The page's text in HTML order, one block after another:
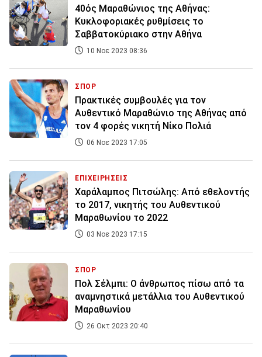
40ός Μαραθώνιος της Αθήνας:
Κυκλοφοριακές ρυθμίσεις το
Σαββατοκύριακο στην Αθήνα
10 Νοε 2023 08:36
ΣΠΟΡ
Πρακτικές συμβουλές για τον
Αυθεντικό Μαραθώνιο της Αθήνας από
τον 4 φορές νικητή Νίκο Πολιά
06 Νοε 2023 17:05
ΕΠΙΧΕΙΡΗΣΕΙΣ
Χαράλαμπος Πιτσώλης: Από εθελοντής
το 2017, νικητής του Αυθεντικού
Μαραθωνίου το 2022
03 Νοε 2023 17:15
ΣΠΟΡ
Πολ Σέλμπι: Ο άνθρωπος πίσω από τα
αναμνηστικά μετάλλια του Αυθεντικού
Μαραθωνίου
26 Οκτ 2023 20:40